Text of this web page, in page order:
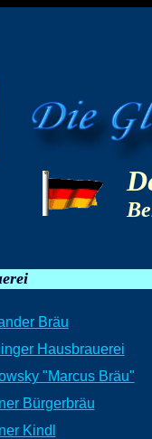
Bräu
Hausbrauerei
"Marcus Bräu"
Bürgerbräu
Kindl